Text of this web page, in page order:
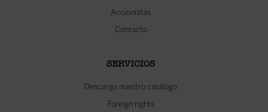
Accionistas
Contacto
SERVICIOS
Descarga nuestro catálogo
Foreign rights